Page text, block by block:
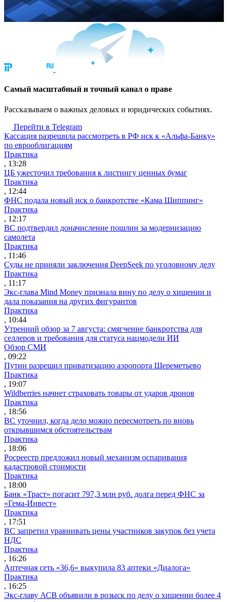
Cамый масштабный и точный канал о праве
Рассказываем о важных деловых и юридических событиях.
Перейти в Telegram
Кассация разрешила рассмотреть в РФ иск к «Альфа-Банку»
по еврооблигациям
Практика
, 13:28
ЦБ ужесточил требования к листингу ценных бумаг
Практика
, 12:44
ФНС подала новый иск о банкротстве «Кама Шиппинг»
Практика
, 12:17
ВС подтвердил доначисление пошлин за модернизацию
самолета
Практика
, 11:46
Суды не приняли заключения DeepSeek по уголовному делу
Практика
, 11:17
Экс-глава Mind Money признала вину по делу о хищении и
дала показания на других фигурантов
Практика
, 10:44
Утренний обзор за 7 августа: смягчение банкротства для
селлеров и требования для статуса нацмодели ИИ
Обзор СМИ
, 09:22
Путин разрешил приватизацию аэропорта Шереметьево
Практика
, 19:07
Wildberries начнет страховать товары от ударов дронов
Практика
, 18:56
ВС уточнил, когда дело можно пересмотреть по вновь
открывшимся обстоятельствам
Практика
, 18:06
Росреестр предложил новый механизм оспаривания
кадастровой стоимости
Практика
, 18:00
Банк «Траст» погасит 797,3 млн руб. долга перед ФНС за
«Гема-Инвест»
Практика
, 17:51
ВС запретил уравнивать цены участников закупок без учета
НДС
Практика
, 16:26
Аптечная сеть «36,6» выкупила 83 аптеки «Диалога»
Практика
, 16:25
Экс-главу АСВ объявили в розыск по делу о хищении более 4